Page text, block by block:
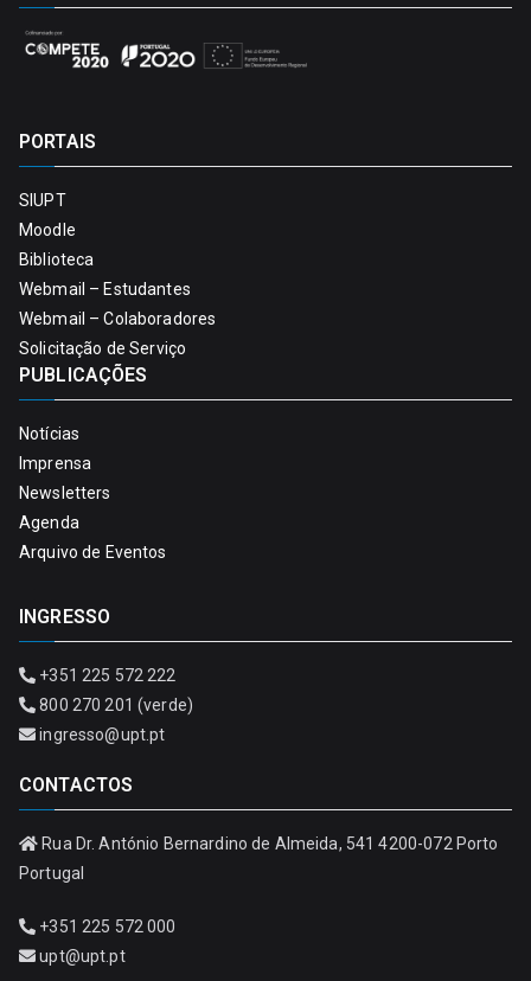
PORTAIS
SIUPT
Moodle
Biblioteca
Webmail – Estudantes
Webmail – Colaboradores
Solicitação de Serviço
PUBLICAÇÕES
Notícias
Imprensa
Newsletters
Agenda
Arquivo de Eventos
INGRESSO
+351 225 572 222
800 270 201 (verde)
ingresso@upt.pt
CONTACTOS
Rua Dr. António Bernardino de Almeida, 541 4200-072 Porto
Portugal
+351 225 572 000
upt@upt.pt